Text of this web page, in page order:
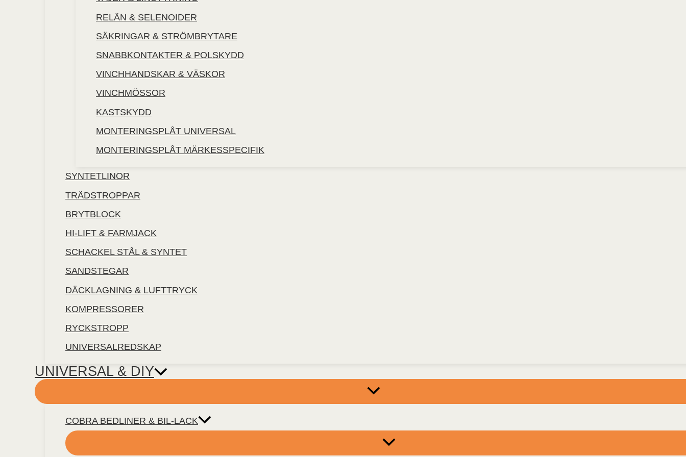
RELÄN & SELENOIDER
SÄKRINGAR & STRÖMBRYTARE
SNABBKONTAKTER & POLSKYDD
VINCHHANDSKAR & VÄSKOR
VINCHMÖSSOR
KASTSKYDD
MONTERINGSPLÅT UNIVERSAL
MONTERINGSPLÅT MÄRKESSPECIFIK
SYNTETLINOR
TRÄDSTROPPAR
BRYTBLOCK
HI-LIFT & FARMJACK
SCHACKEL STÅL & SYNTET
SANDSTEGAR
DÄCKLAGNING & LUFTTRYCK
KOMPRESSORER
RYCKSTROPP
UNIVERSALREDSKAP
UNIVERSAL & DIY
COBRA BEDLINER & BIL-LACK